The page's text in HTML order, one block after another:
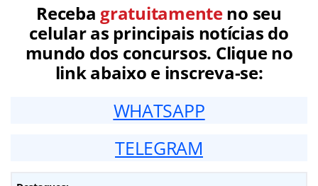
Receba gratuitamenteno seu
celular as principais notícias do
mundo dos concursos. Clique no
link abaixo e inscreva-se:
WHATSAPP
TELEGRAM